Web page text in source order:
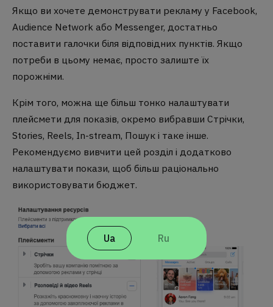
Ua Ru
Якщо ви хочете демонструвати рекламу у Facebook,
Audience Network або Messenger, достатньо
поставити галочки біля відповідних пунктів. Якщо
потреби в цьому немає, просто залиште їх
порожніми.
Крім того, можна ще більш тонко налаштувати
плейсмети для показів, окремо вибравши Стрічки,
Stories, Reels, In-stream, Пошук і таке інше.
Рекомендуємо вивчити цей розділ і додатково
налаштувати покази, щоб більш раціонально
використовувати бюджет.